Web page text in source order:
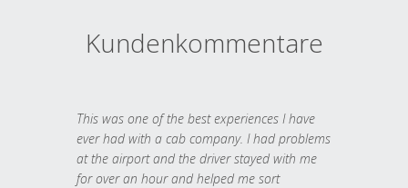
Kundenkommentare
This was one of the best experiences I have
ever had with a cab company. I had problems
at the airport and the driver stayed with me
for over an hour and helped me sort